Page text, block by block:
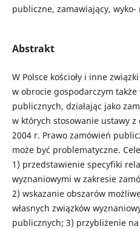
publiczne, zamawiający, ­wyko-
Abstrakt
W Polsce kościoły i inne
w obrocie gospodarczym
publicznych, działając jako
w których stosowanie ustawy z
2004 r. Prawo zamówień
może być problematyczne.
1) przedstawienie specyfiki
wyznaniowymi w zakresie
2) wskazanie obszarów
własnych związków
publicznych; 3) przybliżenie